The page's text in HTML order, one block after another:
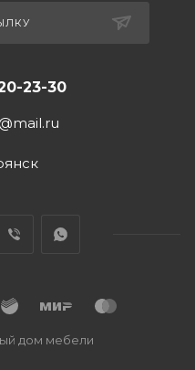
23-30
дом мебели